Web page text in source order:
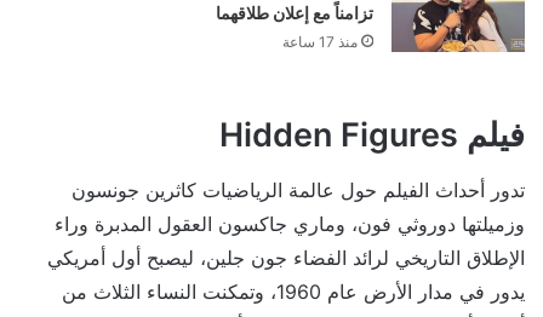
تزامناً مع إعلان طلاقهما
منذ 17 ساعة
فيلم Hidden Figures
تدور أحداث الفيلم حول عالمة الرياضيات كاثرين جونسون
وزميلتها دوروثي فون، وماري جاكسون العقول المدبرة وراء
الإطلاق التاريخي لرائد الفضاء جون جلين، ليصبح أول أمريكي
يدور في مدار الأرض عام 1960، وتمكنت النساء الثلاث من